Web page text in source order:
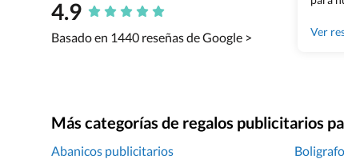
4.9
Basado en 1440 reseñas de Google >
Ver
Más categorías de regalos publicitarios
Abanicos publicitarios